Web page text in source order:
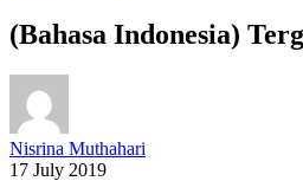
(Bahasa Indonesia)
Nisrina Muthahari
17 July 2019